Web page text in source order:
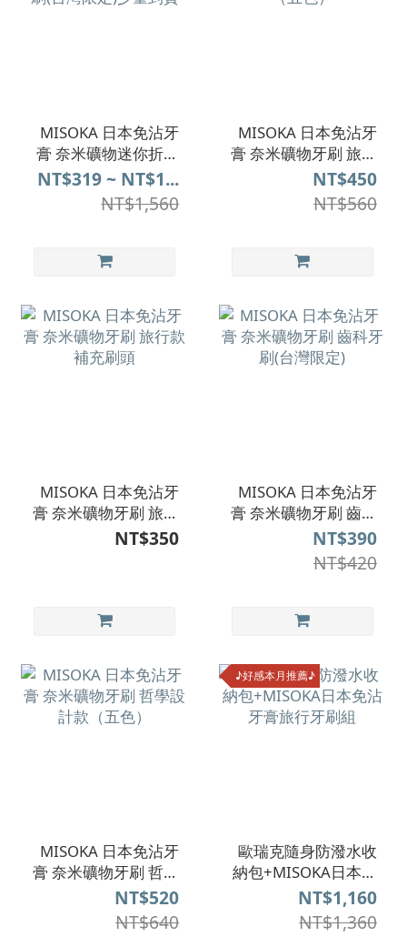
MISOKA 日本免沾牙
膏 奈米礦物迷你折疊
牙刷(台灣限定)少量到
貨
NT$319 ~ NT$1...
NT$1,560
MISOKA 日本免沾牙
膏 奈米礦物牙刷 旅行
款（五色）
NT$450
NT$560
MISOKA 日本免沾牙
膏 奈米礦物牙刷 旅行
款 補充刷頭
NT$350
MISOKA 日本免沾牙
膏 奈米礦物牙刷 齒科
牙刷(台灣限定)
NT$390
NT$420
MISOKA 日本免沾牙
膏 奈米礦物牙刷 哲學
設計款（五色）
NT$520
NT$640
♪好感本月推薦♪
歐瑞克隨身防潑水收
納包+MISOKA日本免
沾牙膏旅行牙刷組
NT$1,160
NT$1,360